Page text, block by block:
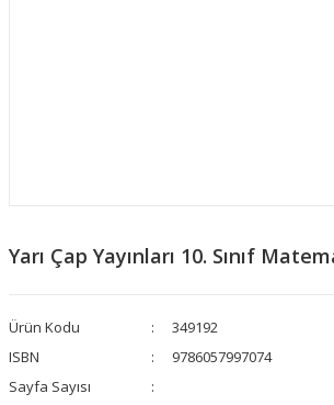
Yarı Çap Yayınları 10. Sınıf
Ürün Kodu
349192
ISBN
9786057997074
Sayfa Sayısı